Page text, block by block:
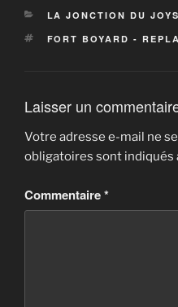
CATÉGORIES
LA JONCTION DU
ÉTIQUETTES
FORT BOYARD -
Laisser un
Votre adresse e-mail ne
obligatoires sont indiqués
Commentaire*